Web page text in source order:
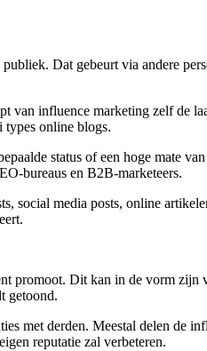
Dat gebeurt via andere
van influence marketing zelf de
types online blogs.
status of een hoge mate
bureaus en B2B-marketeers.
social media posts, online
promoot. Dit kan in de vorm zijn
getoond.
met derden. Meestal delen de
reputatie zal verbeteren.